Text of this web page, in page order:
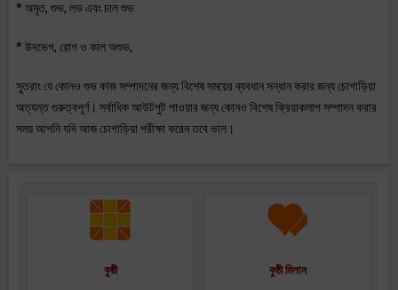
* অমৃত, শুভ, লভ এবং চাল শুভ
* উদভেগ, রোগ ও কাল অশুভ,
সুতরাং যে কোনও শুভ কাজ সম্পাদনের জন্য বিশেষ সময়ের ব্যবধান সন্ধান করার জন্য চোগাড়িয়া
অত্যন্ত গুরুত্বপূর্ণ। সর্বাধিক আউটপুট পাওয়ার জন্য কোনও বিশেষ ক্রিয়াকলাপ সম্পাদন করার
সময় আপনি যদি আজ চোগাড়িয়া পরীক্ষা করেন তবে ভাল।
কুষ্ঠী কুষ্ঠী মিলান